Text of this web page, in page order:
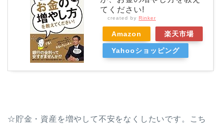
てください!
created by Rinker
Amazon 楽天市場
Yahooショッピング
☆貯金・資産を増やして不安をなくしたいです。こち